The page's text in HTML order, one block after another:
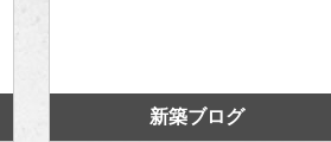
新築ブログ